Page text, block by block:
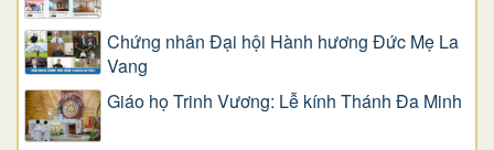
Chứng nhân Đại hội Hành hương Đức Mẹ La
Vang
Giáo họ Trinh Vương: Lễ kính Thánh Đa Minh